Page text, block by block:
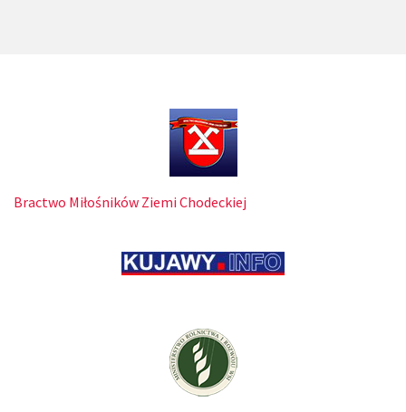
Bractwo Miłośników Ziemi Chodeckiej